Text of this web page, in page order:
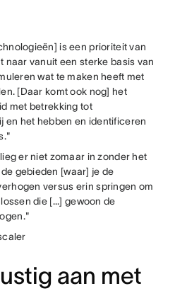
is een prioriteit van
naar vanuit een sterke basis van
wat te maken heeft met
[Daar komt ook nog] het
met betrekking tot
en het hebben en identificeren
er niet zomaar in zonder het
gebieden [waar] je de
versus erin springen om
die [...] gewoon de
aan met